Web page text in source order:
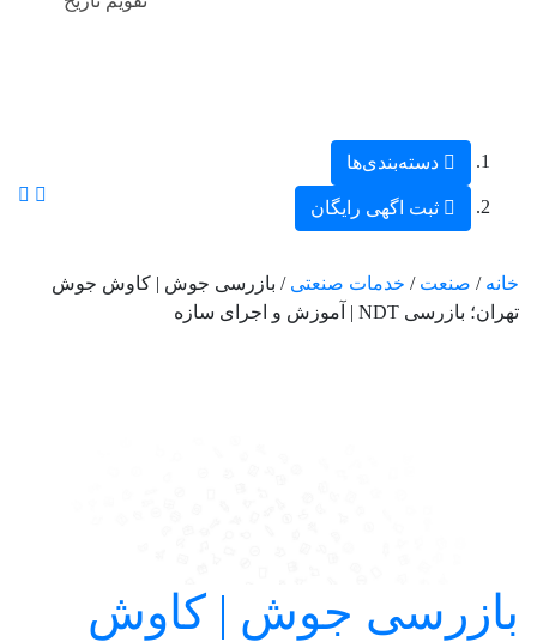
دسته‌بندی‌ها
ثبت اگهی رایگان
خانه / صنعت / خدمات صنعتی / بازرسی جوش | کاوش جوش
تهران؛ بازرسی NDT | آموزش و اجرای سازه
بازرسی جوش | کاوش